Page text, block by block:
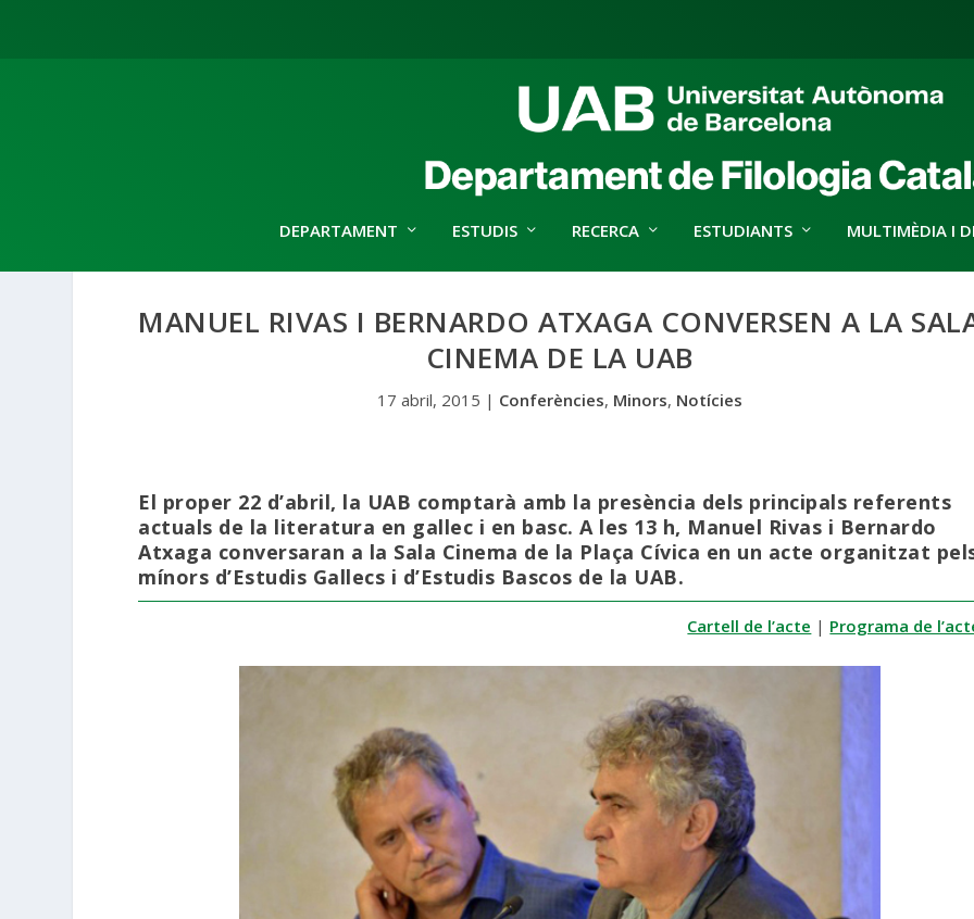
DEPARTAMENT ESTUDIS RECERCA ESTUDIANTS MULTIMÈDIA I
MANUEL RIVAS I BERNARDO ATXAGA CONVERSEN A LA
CINEMA DE LA UAB
17 abril, 2015 | Conferències, Minors, Notícies
El proper 22 d’abril, la UAB comptarà amb la presència dels principals referents
actuals de la literatura en gallec i en basc. A les 13 h, Manuel Rivas i Bernardo
Atxaga conversaran a la Sala Cinema de la Plaça Cívica en un acte organitzat
mínors d’Estudis Gallecs i d’Estudis Bascos de la UAB.
Cartell de l’acte | Programa de